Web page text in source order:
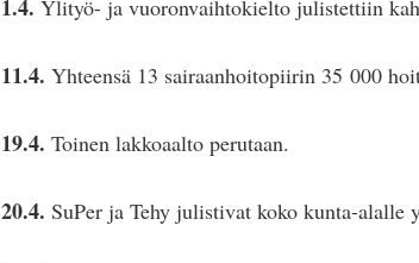
1.4. Ylityö- ja vuoronvaihtokielto julistettiin
11.4. Yhteensä 13 sairaanhoitopiirin 35 000
19.4. Toinen lakkoaalto perutaan.
20.4. SuPer ja Tehy julistivat koko kunta-